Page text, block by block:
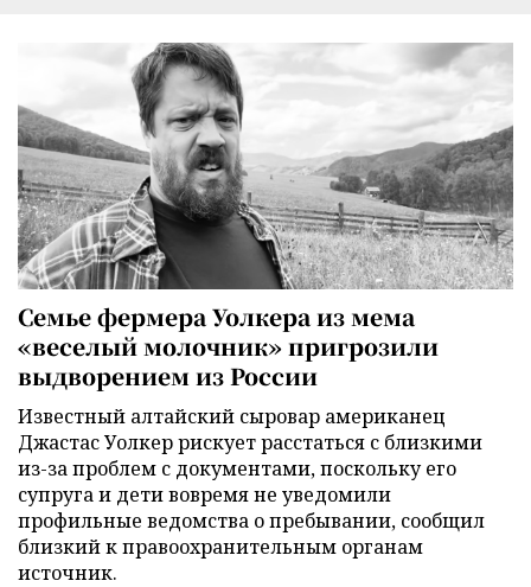
Семье фермера Уолкера из мема
«веселый молочник» пригрозили
выдворением из России
Известный алтайский сыровар американец
Джастас Уолкер рискует расстаться с близкими
из-за проблем с документами, поскольку его
супруга и дети вовремя не уведомили
профильные ведомства о пребывании, сообщил
близкий к правоохранительным органам
источник.